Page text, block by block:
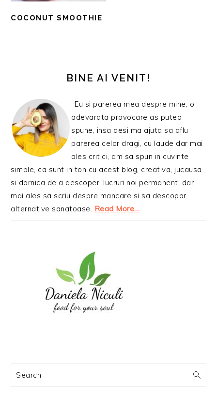
COCONUT SMOOTHIE
PRINCIPALĂBINE AI VENIT!
Eu si parerea mea despre mine, o
adevarata provocare as putea
spune, insa desi ma ajuta sa aflu
parerea celor dragi, cu laude dar mai
ales critici, am sa spun in cuvinte
simple, ca sunt in ton cu acest blog, creativa, jucausa
si dornica de a descoperi lucruri noi permanent, dar
mai ales sa scriu despre mancare si sa descopar
alternative sanatoase. Read More…
Search